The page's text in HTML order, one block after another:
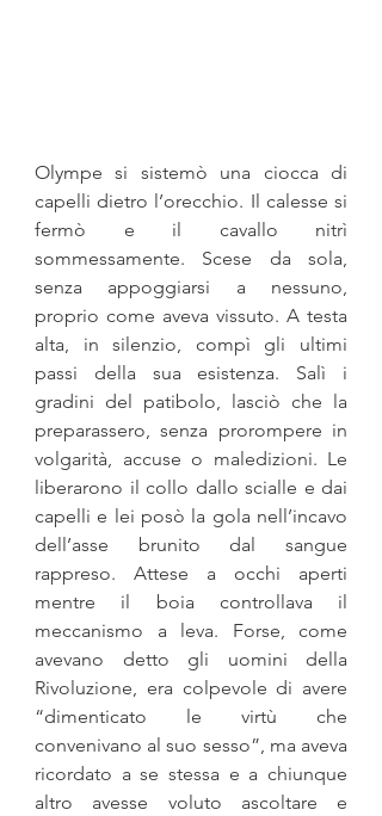
Olympe si sistemò una ciocca di
capelli dietro l’orecchio. Il ca­lesse si
fermò e il cavallo nitrì
sommessamente. Scese da sola,
senza appoggiarsi a nessuno,
proprio come aveva vissuto. A te­sta
alta, in silenzio, compì gli ultimi
passi della sua esistenza. Salì i
gradini del patibolo, lasciò che la
preparassero, senza pro­rompere in
volgarità, accuse o maledizioni. Le
liberarono il collo dallo scialle e dai
capelli e lei posò la gola nell’incavo
dell’asse bru­nito dal sangue
rappreso. Attese a occhi aperti
mentre il boia controllava il
meccanismo a leva. Forse, come
avevano detto gli uomini della
Rivoluzione, era colpevole di avere
“dimenticato le virtù che
convenivano al suo sesso”, ma aveva
ricordato a se stessa e a chiunque
altro avesse voluto ascoltare e